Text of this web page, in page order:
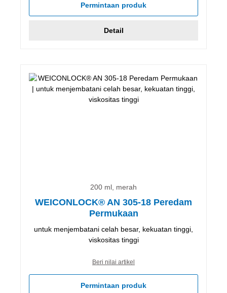
Permintaan produk
Detail
200 ml, merah
WEICONLOCK® AN 305-18 Peredam
Permukaan
untuk menjembatani celah besar, kekuatan tinggi,
viskositas tinggi
Beri nilai artikel
Permintaan produk